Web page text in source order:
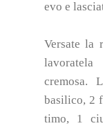
evo e
Versate la
cremosa.
basilico, 2
timo, 1